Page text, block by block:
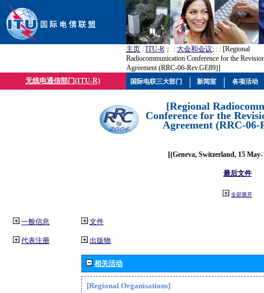
主页 : ITU-R ； : 大会和会议; : : [Regional
Radiocommunication Conference for the
Agreement (RRC-06-Rev.GE89)]
无线电通信部门(ITU-R)
[Regional
Conference for the
Agreement (RRC-06-
[(Geneva, Switzerland, 15
最后文件
全部展开
一般信息
代表注册
文件
出版物
相关活动
[Regional Organisations]
国际电联三大部门 新闻室 各项活动